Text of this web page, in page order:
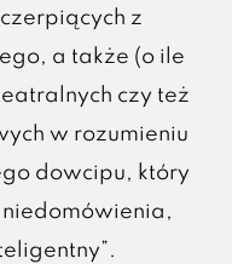
z
a także (o ile
czy też
w rozumieniu
dowcipu, który